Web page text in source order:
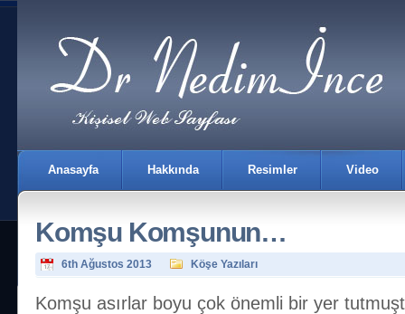
Anasayfa Hakkında Resimler Video
Komşu Komşunun…
6th Ağustos 2013 Köşe Yazıları
Komşu asırlar boyu çok önemli bir yer